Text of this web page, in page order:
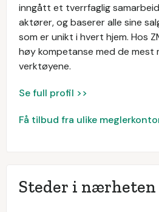
inngått et tverrfaglig
aktører, og baserer alle sine
som er unikt i hvert hjem. Hos
høy kompetanse med de mest
verktøyene.
Se full profil >>
Få tilbud fra ulike
Steder i nærheten